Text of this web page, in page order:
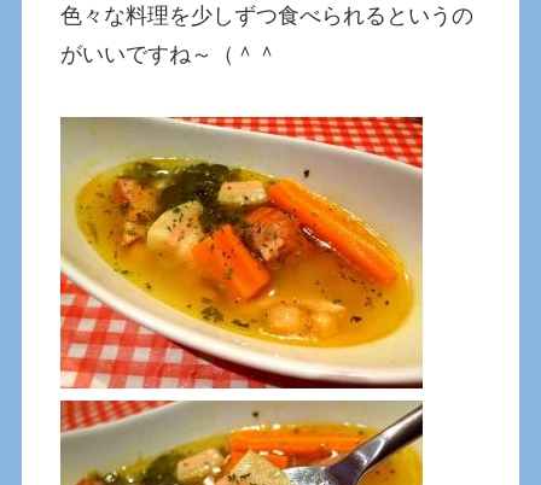
色々な料理を少しずつ食べられるというの
がいいですね～（＾＾